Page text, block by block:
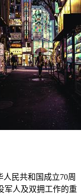
民共和国成立70周
军人及双拥工作的重